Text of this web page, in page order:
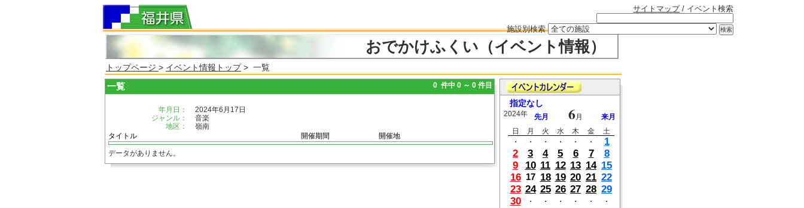
サイトマップ/ イベント検索
施設別検索
おでかけふくい（イベント情報）
トップページ > イベント情報トップ> 一覧
一覧 0 件中 0 ～ 0 件目
年月日：
2024年6月17日
ジャンル：
音楽
地区：
嶺南
タイトル
開催期間 開催地
データがありません。
指定なし
2024年 先月 6月
来月
日
月 火 水 木 金
土
・
・ ・ ・ ・ ・
1
2
3 4 5 6 7
8
9
10 11 12 13 14 15
16 17 18 19 20 21 22
23 24 25 26 27 28 29
30
・ ・ ・ ・ ・ ・